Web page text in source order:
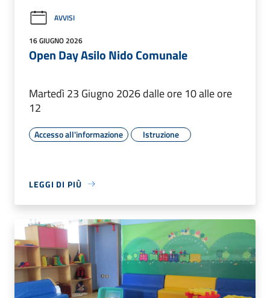
AVVISI
16 GIUGNO 2026
Open Day Asilo Nido Comunale
Martedì 23 Giugno 2026 dalle ore 10 alle ore
12
Accesso all'informazione Istruzione
LEGGI DI PIÙ